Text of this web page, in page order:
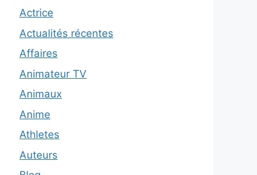
Actrice
Actualités récentes
Affaires
Animateur TV
Animaux
Anime
Athletes
Auteurs